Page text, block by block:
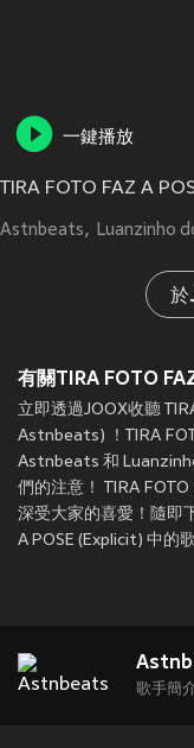
一鍵播放
TIRA FOTO FAZ A
Astnbeats Luanzinho
於
有關TIRA FOTO
立即透過JOOX收聽
Astnbeats) ！TIRA
Astnbeats 和
們的注意！ TIRA
深受大家的喜愛！隨即
A POSE (Explicit) 中的
歌手簡